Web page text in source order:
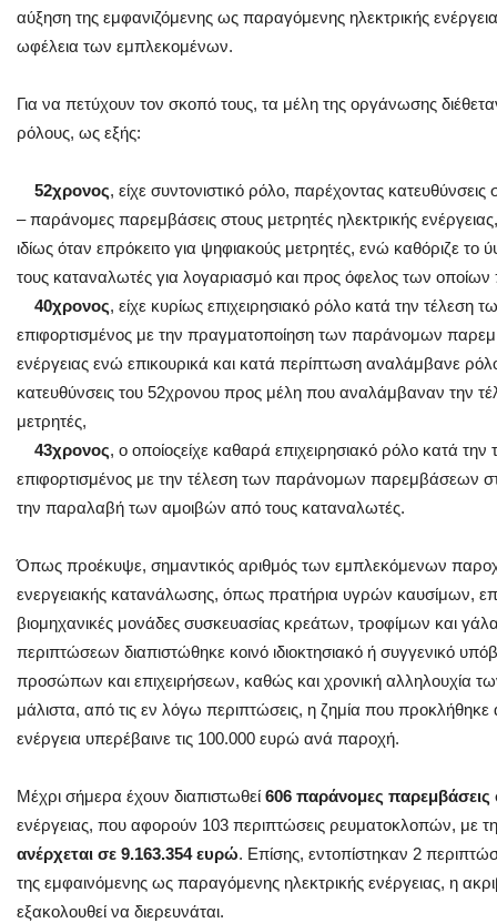
αύξηση της εμφανιζόμενης ως παραγόμενης ηλεκτρικής
ωφέλεια των εμπλεκομένων.
Για να πετύχουν τον σκοπό τους, τα μέλη της οργάνωσης
ρόλους, ως εξής:
52χρονος, είχε συντονιστικό ρόλο, παρέχοντας
– παράνομες παρεμβάσεις στους μετρητές ηλεκτρικής
ιδίως όταν επρόκειτο για ψηφιακούς μετρητές, ενώ καθόριζε
τους καταναλωτές για λογαριασμό και προς όφελος των
40χρονος, είχε κυρίως επιχειρησιακό ρόλο κατά την τέλεση
επιφορτισμένος με την πραγματοποίηση των παράνομων
ενέργειας ενώ επικουρικά και κατά περίπτωση αναλάμβανε
κατευθύνσεις του 52χρονου προς μέλη που αναλάμβαναν την
μετρητές,
43χρονος, ο οποίοςείχε καθαρά επιχειρησιακό ρόλο κατά
επιφορτισμένος με την τέλεση των παράνομων παρεμβάσεων
την παραλαβή των αμοιβών από τους καταναλωτές.
Όπως προέκυψε, σημαντικός αριθμός των εμπλεκόμενων
ενεργειακής κατανάλωσης, όπως πρατήρια υγρών καυσίμων,
βιομηχανικές μονάδες συσκευασίας κρεάτων, τροφίμων και
περιπτώσεων διαπιστώθηκε κοινό ιδιοκτησιακό ή συγγενικό
προσώπων και επιχειρήσεων, καθώς και χρονική αλληλουχία
μάλιστα, από τις εν λόγω περιπτώσεις, η ζημία που
ενέργεια υπερέβαινε τις 100.000 ευρώ ανά παροχή.
Μέχρι σήμερα έχουν διαπιστωθεί 606 παράνομες παρεμβάσεις
ενέργειας, που αφορούν 103 περιπτώσεις ρευματοκλοπών, με
ανέρχεται σε 9.163.354 ευρώ. Επίσης, εντοπίστηκαν 2
της εμφαινόμενης ως παραγόμενης ηλεκτρικής ενέργειας, η
εξακολουθεί να διερευνάται.